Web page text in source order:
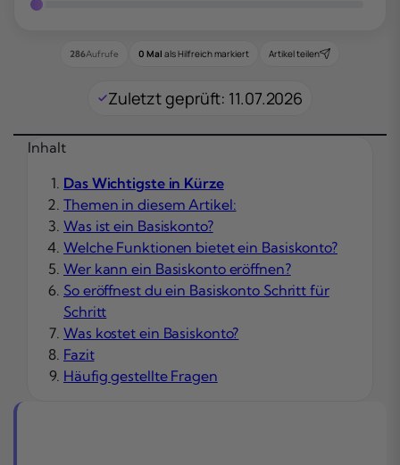
286Aufrufe 0 Mal als Hilfreich markiert Artikel teilen
Zuletzt geprüft: 11.07.2026
Inhalt
Das Wichtigste in Kürze
Themen in diesem Artikel:
Was ist ein Basiskonto?
Welche Funktionen bietet ein Basiskonto?
Wer kann ein Basiskonto eröffnen?
So eröffnest du ein Basiskonto Schritt für
Schritt
Was kostet ein Basiskonto?
Fazit
Häufig gestellte Fragen